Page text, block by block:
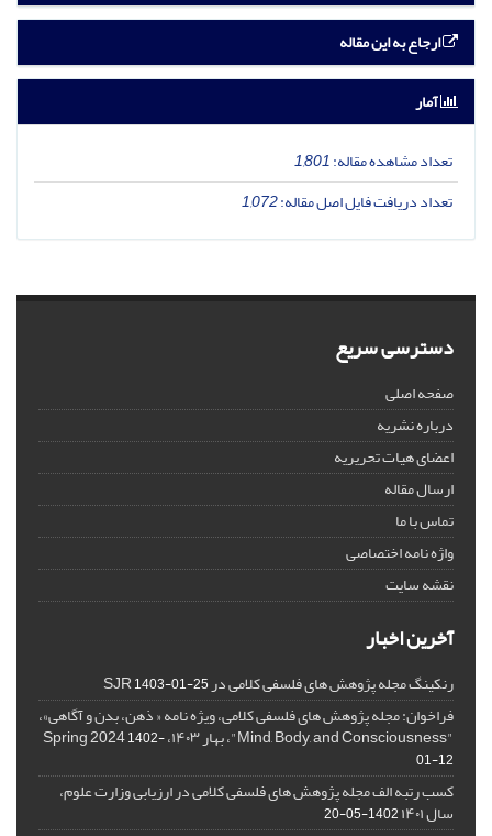
ارجاع به این مقاله
آمار
تعداد مشاهده مقاله:1,801
تعداد دریافت فایل اصل مقاله:1,072
دسترسی سریع
صفحه اصلی
درباره نشریه
اعضای هیات تحریریه
ارسال مقاله
تماس با ما
واژه نامه اختصاصی
نقشه سایت
آخرین اخبار
رنکینگ مجله پژوهش های فلسفی کلامی در SJR1403-01-25
فراخوان: مجله پژوهش های فلسفی کلامی، ویژه نامه « ذهن، بدن و آگاهی»،
"Mind, Body, and Consciousness"، بهار ۱۴۰۳، Spring 2024
1402-
01-12
کسب رتبه الف مجله پژوهش های فلسفی کلامی در ارزیابی وزارت علوم،
سال ۱۴۰۱ 1402-05-20